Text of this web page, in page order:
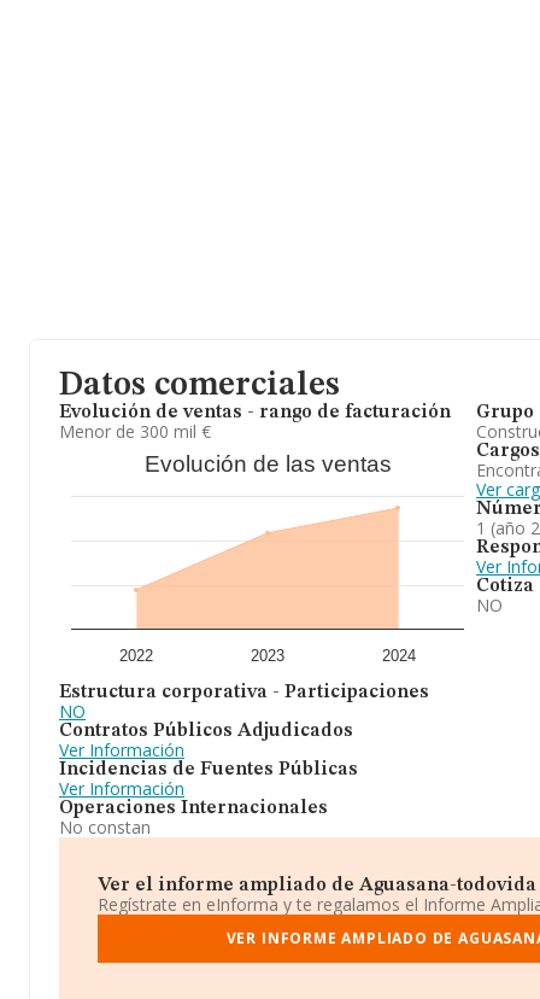
Datos comerciales
Evolución de ventas - rango de facturación
Menor de 300 mil €
Evolución de las ventas
2022 2023 2024
Estructura corporativa - Participaciones
NO
Contratos Públicos Adjudicados
Ver Información
Incidencias de Fuentes Públicas
Ver Información
Operaciones Internacionales
No constan
Grupo
Cargos
Ver
1 (año
Ver
Cotiza
NO
Ver el informe ampliado de Aguasana-todovida
Regístrate en eInforma y te regalamos el Informe
VER INFORME AMPLIADO DE